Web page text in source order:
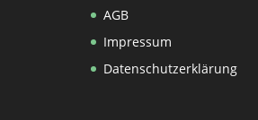
AGB
Impressum
Datenschutzerklärung